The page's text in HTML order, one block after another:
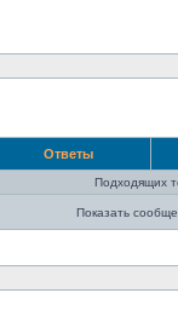
Ответы
Подходящих
Показать